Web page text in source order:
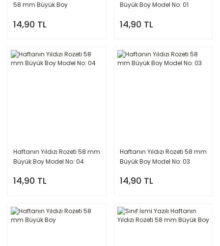
58 mm Büyük Boy
14,90 TL
Büyük Boy Model No: 01
14,90 TL
Haftanın Yıldızı Rozeti 58 mm
Büyük Boy Model No: 04
14,90 TL
Haftanın Yıldızı Rozeti 58 mm
Büyük Boy Model No: 03
14,90 TL